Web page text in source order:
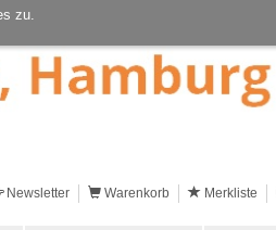
zu.
Newsletter Warenkorb Merkliste